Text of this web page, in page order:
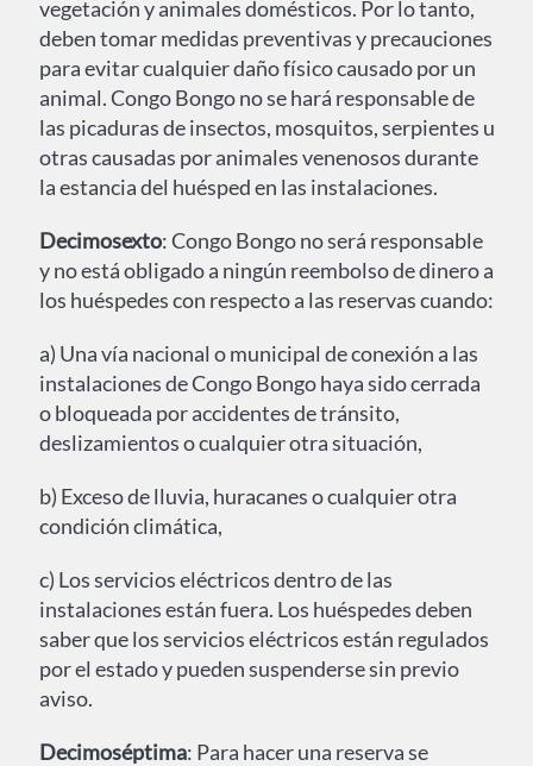
vegetación y animales domésticos. Por lo tanto,
deben tomar medidas preventivas y precauciones
para evitar cualquier daño físico causado por un
animal. Congo Bongo no se hará responsable de
las picaduras de insectos, mosquitos, serpientes u
otras causadas por animales venenosos durante
la estancia del huésped en las instalaciones.
Decimosexto: Congo Bongo no será responsable
y no está obligado a ningún reembolso de dinero a
los huéspedes con respecto a las reservas cuando:
a) Una vía nacional o municipal de conexión a las
instalaciones de Congo Bongo haya sido cerrada
o bloqueada por accidentes de tránsito,
deslizamientos o cualquier otra situación,
b) Exceso de lluvia, huracanes o cualquier otra
condición climática,
c) Los servicios eléctricos dentro de las
instalaciones están fuera. Los huéspedes deben
saber que los servicios eléctricos están regulados
por el estado y pueden suspenderse sin previo
aviso.
Decimoséptima: Para hacer una reserva se